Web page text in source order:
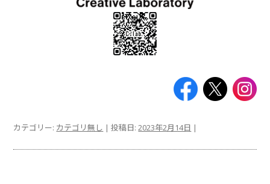
カテゴリー: カテゴリ無し | 投稿日:2023年2月14日 |